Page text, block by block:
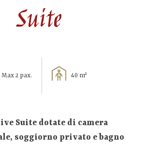
Suite
Max 2 pax. 40 m²
Suite dotate di camera
soggiorno privato e bagno